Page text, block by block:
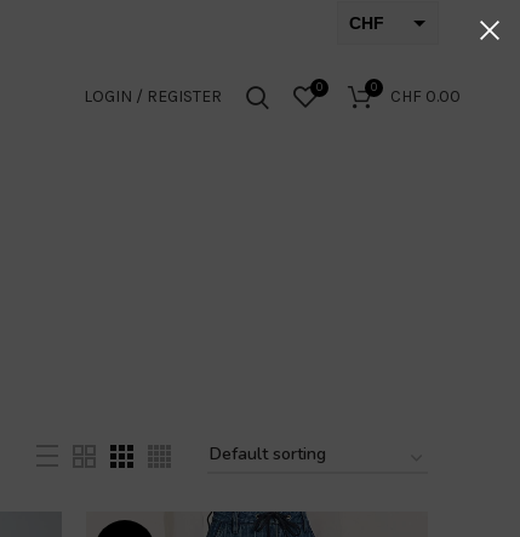
CHF
LOGIN / REGISTER 0 0 CHF 0.00